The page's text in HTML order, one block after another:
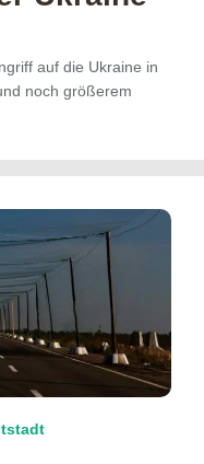
auf die Ukraine in
noch größerem